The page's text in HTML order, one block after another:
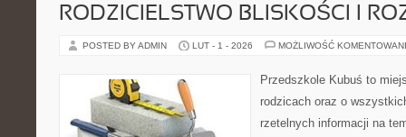
RODZICIELSTWO BLISKOŚCI I
POSTED BY ADMIN LUT - 1 - 2026 MOŻLIWOŚĆ
Przedszkole Kubuś to
rodzicach oraz o
rzetelnych informacji na